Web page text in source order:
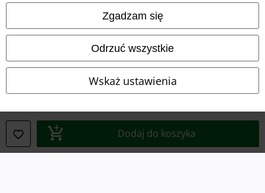
Zgadzam się
Odrzuć wszystkie
Wskaż ustawienia
Dodaj do koszyka
Unieszkodliwianie odpadów i ochrona środowiska
Deklaracja Zgodności
Informacje dotyczące dostępności
Wszystkie ceny zawierają podatek VAT. Nie zawierają
wysyłki.